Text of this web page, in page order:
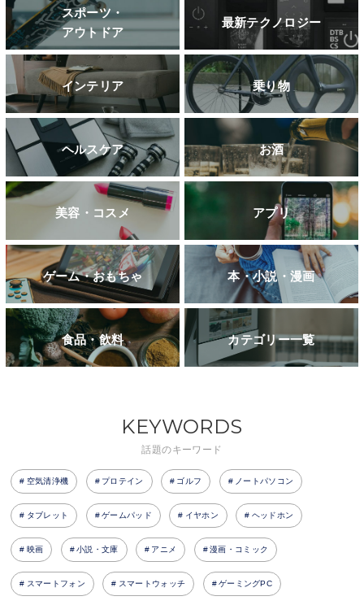
スポーツ・
アウトドア
最新テクノロジー
インテリア 乗り物
ヘルスケア お酒
美容・コスメ アプリ
ゲーム・おもちゃ 本・小説・漫画
食品・飲料 カテゴリー一覧
KEYWORDS
話題のキーワード
空気清浄機 プロテイン ゴルフ ノートパソコン
タブレット ゲームパッド イヤホン ヘッドホン
映画 小説・文庫 アニメ 漫画・コミック
スマートフォン スマートウォッチ ゲーミングPC